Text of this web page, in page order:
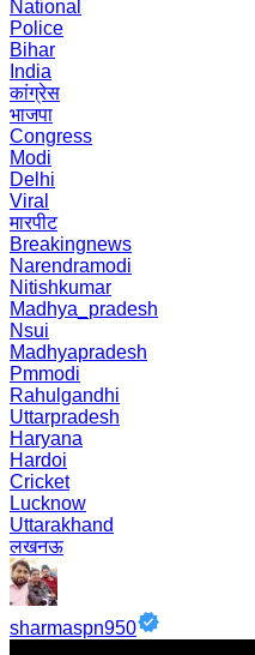
National
Police
Bihar
India
कांग्रेस
भाजपा
Congress
Modi
Delhi
Viral
मारपीट
Breakingnews
Narendramodi
Nitishkumar
Madhya_pradesh
Nsui
Madhyapradesh
Pmmodi
Rahulgandhi
Uttarpradesh
Haryana
Hardoi
Cricket
Lucknow
Uttarakhand
लखनऊ
sharmaspn950